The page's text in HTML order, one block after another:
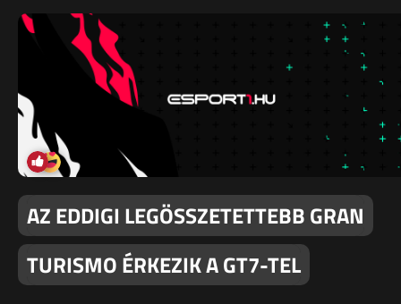
AZ EDDIGI LEGÖSSZETETTEBB GRAN
TURISMO ÉRKEZIK A GT7-TEL